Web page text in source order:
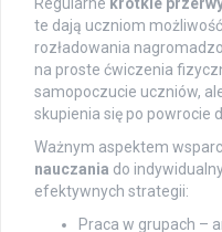
te dają uczniom
rozładowania
na proste ćwiczenia
samopoczucie uczniów,
skupienia się po powrocie
Ważnym aspektem
nauczania do
efektywnych strategii:
Praca w grupach –